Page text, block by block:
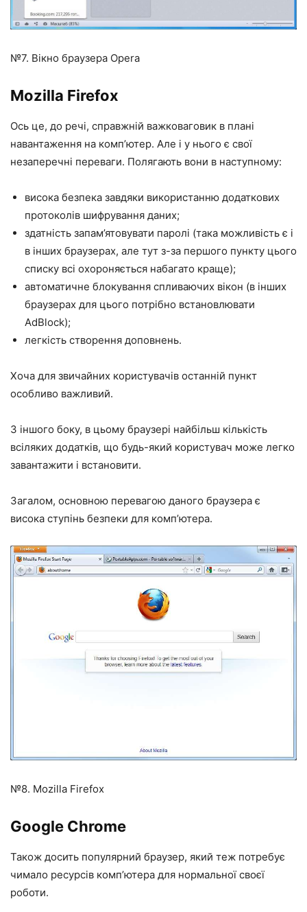
№7. Вікно браузера Opera
Mozilla Firefox
Ось це, до речі, справжній важковаговик в плані
навантаження на комп’ютер. Але і у нього є свої
незаперечні переваги. Полягають вони в наступному:
висока безпека завдяки використанню додаткових
протоколів шифрування даних;
здатність запам’ятовувати паролі (така можливість є і
в інших браузерах, але тут з-за першого пункту цього
списку всі охороняється набагато краще);
автоматичне блокування спливаючих вікон (в інших
браузерах для цього потрібно встановлювати
AdBlock);
легкість створення доповнень.
Хоча для звичайних користувачів останній пункт
особливо важливий.
З іншого боку, в цьому браузері найбільш кількість
всіляких додатків, що будь-який користувач може легко
завантажити і встановити.
Загалом, основною перевагою даного браузера є
висока ступінь безпеки для комп’ютера.
№8. Mozilla Firefox
Google Chrome
Також досить популярний браузер, який теж потребує
чимало ресурсів комп’ютера для нормальної своєї
роботи.